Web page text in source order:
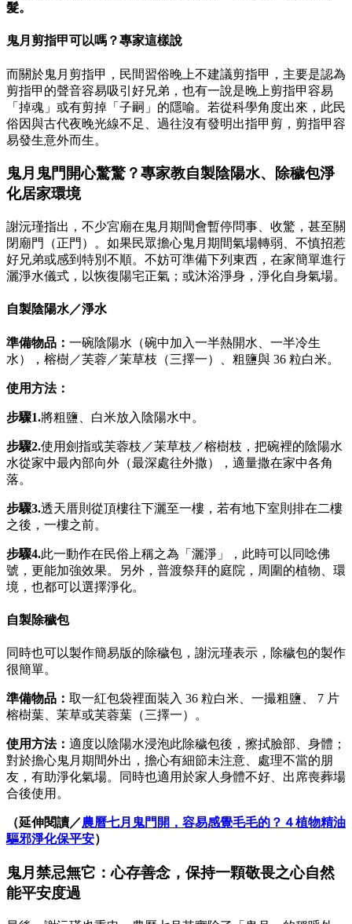
髮。
鬼月剪指甲可以嗎？專家這樣說
而關於鬼月剪指甲，民間習俗晚上不建議剪指甲，主要是認為
剪指甲的聲音容易吸引好兄弟，也有一說是晚上剪指甲容易
「掉魂」或有剪掉「子嗣」的隱喻。若從科學角度出來，此民
俗因與古代夜晚光線不足、過往沒有發明出指甲剪，剪指甲容
易發生意外而生。
鬼月鬼門開心驚驚？專家教自製陰陽水、除穢包淨
化居家環境
謝沅瑾指出，不少宮廟在鬼月期間會暫停問事、收驚，甚至關
閉廟門（正門）。如果民眾擔心鬼月期間氣場轉弱、不慎招惹
好兄弟或感到特別不順。不妨可準備下列東西，在家簡單進行
灑淨水儀式，以恢復陽宅正氣；或沐浴淨身，淨化自身氣場。
自製陰陽水／淨水
準備物品： 一碗陰陽水（碗中加入一半熱開水、一半冷生
水），榕樹／芙蓉／茉草枝（三擇一）、粗鹽與 36 粒白米。
使用方法：
步驟1.將粗鹽、白米放入陰陽水中。
步驟2.使用劍指或芙蓉枝／茉草枝／榕樹枝，把碗裡的陰陽水
水從家中最內部向外（最深處往外撒），適量撒在家中各角
落。
步驟3.透天厝則從頂樓往下灑至一樓，若有地下室則排在二樓
之後，一樓之前。
步驟4.此一動作在民俗上稱之為「灑淨」，此時可以同唸佛
號，更能加強效果。另外，普渡祭拜的庭院，周圍的植物、環
境，也都可以選擇淨化。
自製除穢包
同時也可以製作簡易版的除穢包，謝沅瑾表示，除穢包的製作
很簡單。
準備物品： 取一紅包袋裡面裝入 36 粒白米、一撮粗鹽、 7 片
榕樹葉、茉草或芙蓉葉（三擇一）。
使用方法： 適度以陰陽水浸泡此除穢包後，擦拭臉部、身體；
對於擔心鬼月期間外出，擔心有細節未注意、處理不當的朋
友，有助淨化氣場。同時也適用於家人身體不好、出席喪葬場
合後使用。
（延伸閱讀／農曆七月鬼門開，容易感覺毛毛的？４植物精油
驅邪淨化保平安）
鬼月禁忌無它：心存善念，保持一顆敬畏之心自然
能平安度過